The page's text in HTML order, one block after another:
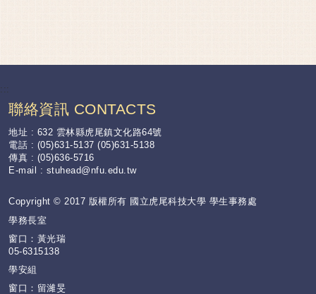
:::
聯絡資訊 CONTACTS
地址 : 632 雲林縣虎尾鎮文化路64號
電話 : (05)631-5137 (05)631-5138
傳真 : (05)636-5716
E-mail : stuhead@nfu.edu.tw
Copyright © 2017 版權所有 國立虎尾科技大學 學生事務處
學務長室
窗口：黃光瑞
05-6315138
學安組
窗口：留濰旻